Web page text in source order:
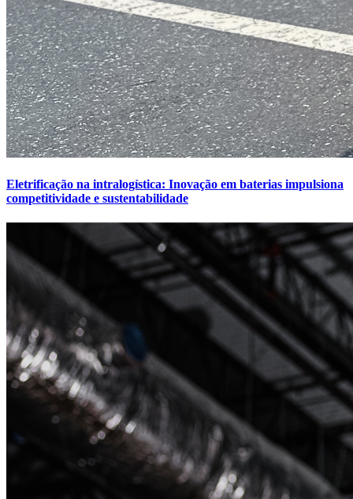
Eletrificação na intralogística: Inovação em baterias impulsiona
competitividade e sustentabilidade